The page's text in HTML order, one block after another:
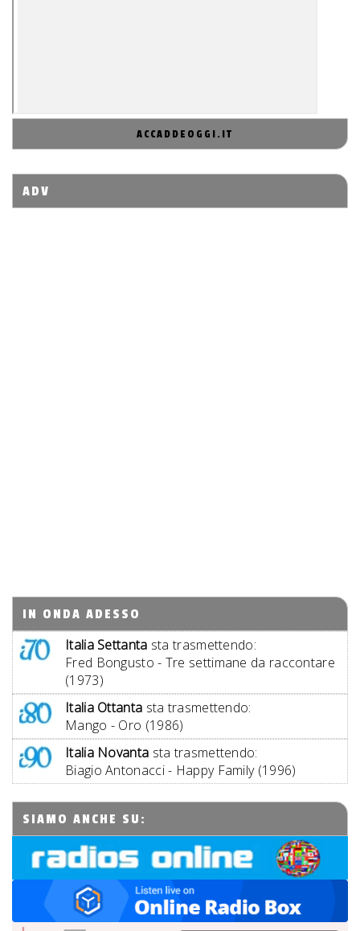
ACCADDEOGGI.IT
ADV
IN ONDA ADESSO
Italia Settanta sta trasmettendo:
Fred Bongusto - Tre settimane da raccontare
(1973)
Italia Ottanta sta trasmettendo:
Mango - Oro (1986)
Italia Novanta sta trasmettendo:
Biagio Antonacci - Happy Family (1996)
SIAMO ANCHE SU: